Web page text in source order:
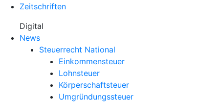
Zeitschriften
Digital
News
Steuerrecht National
Einkommensteuer
Lohnsteuer
Körperschaftsteuer
Umgründungssteuer